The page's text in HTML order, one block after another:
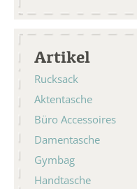
Artikel
Rucksack
Aktentasche
Büro Accessoires
Damentasche
Gymbag
Handtasche